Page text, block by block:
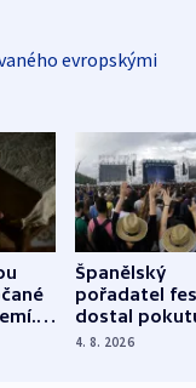
evropskými
Španělský
pořadatel
dostal
nekalé
4. 8. 2026